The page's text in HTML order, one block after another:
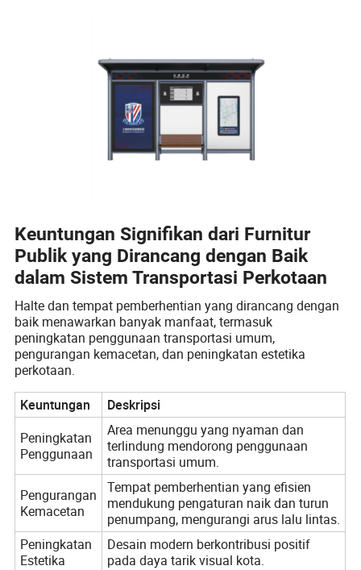
Keuntungan Signifikan dari Furnitur
Publik yang Dirancang dengan Baik
dalam Sistem Transportasi Perkotaan
Halte dan tempat pemberhentian yang dirancang dengan
baik menawarkan banyak manfaat, termasuk
peningkatan penggunaan transportasi umum,
pengurangan kemacetan, dan peningkatan estetika
perkotaan.
Keuntungan
Deskripsi
Peningkatan
Penggunaan
Area menunggu yang nyaman dan
terlindung mendorong penggunaan
transportasi umum.
Pengurangan
Kemacetan
Tempat pemberhentian yang efisien
mendukung pengaturan naik dan turun
penumpang, mengurangi arus lalu lintas.
Peningkatan
Estetika
Desain modern berkontribusi positif
pada daya tarik visual kota.